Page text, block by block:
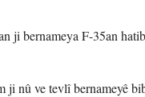
ji bernameya F-35an
nû ve tevlî bernameyê